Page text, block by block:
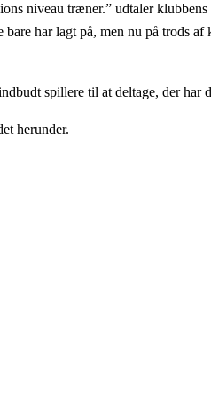
niveau træner.” udtaler
har lagt på, men nu på trods
spillere til at deltage, der har
herunder.